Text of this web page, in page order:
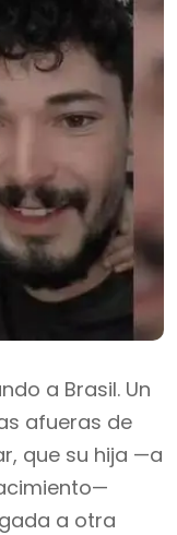
a Brasil. Un
afueras de
que su hija —a
a otra